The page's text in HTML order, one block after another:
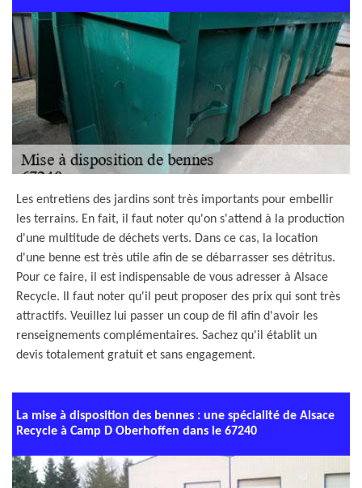
Les entretiens des jardins sont très importants pour embellir
les terrains. En fait, il faut noter qu'on s'attend à la production
d'une multitude de déchets verts. Dans ce cas, la location
d'une benne est très utile afin de se débarrasser ses détritus.
Pour ce faire, il est indispensable de vous adresser à Alsace
Recycle. Il faut noter qu'il peut proposer des prix qui sont très
attractifs. Veuillez lui passer un coup de fil afin d'avoir les
renseignements complémentaires. Sachez qu'il établit un
devis totalement gratuit et sans engagement.
La mise à disposition des bennes : une spécialité de Alsace
Recycle à Camp D Oberhoffen dans le 67240